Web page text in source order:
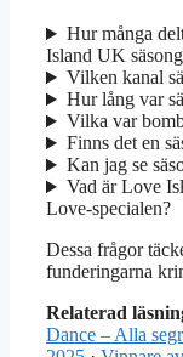
Hur många
Island UK
Vilken kanal
Hur lång var
Vilka var
Finns det en
Kan jag se
Vad är Love
Love-specialen?
Dessa frågor
funderingarna
Relaterad
Dance – Alla